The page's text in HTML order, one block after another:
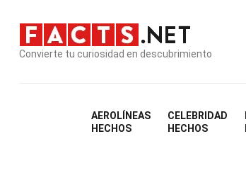
Convierte tu curiosidad en descubrimiento
AEROLÍNEAS
HECHOS
CELEBRIDAD
HECHOS